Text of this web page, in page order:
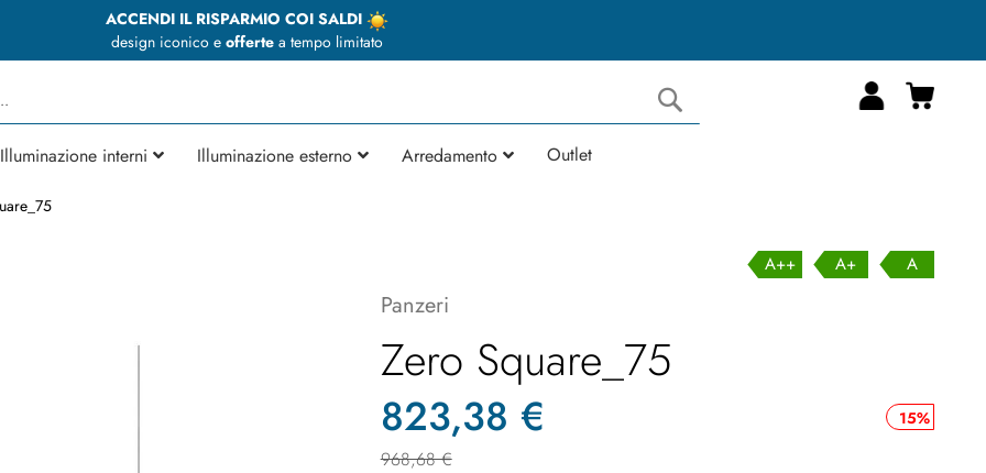
ACCENDI IL RISPARMIO COI SALDI
design iconico e offertea tempo limitato
Cerca
Carrello
Illuminazione interni Illuminazione esterno Arredamento Outlet
A++ A+ A
Panzeri
Zero Square_75
15%
823,38 €
968,68 €